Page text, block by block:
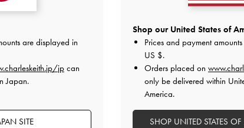
品質
are displayed in
jpcan
Japan.
SITE
Shop our United States of
Prices and payment
US $.
Orders placed on
only be delivered within
America.
SHOP UNITED STATES